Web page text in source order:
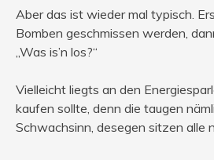
Aber das ist wieder mal typisch.
Bomben geschmissen werden,
„Was is’n los?“
Vielleicht liegts an den
kaufen sollte, denn die taugen
Schwachsinn, desegen sitzen alle